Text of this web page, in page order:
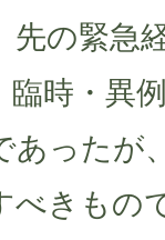
先の緊急
臨時・異
あったが
べきもの